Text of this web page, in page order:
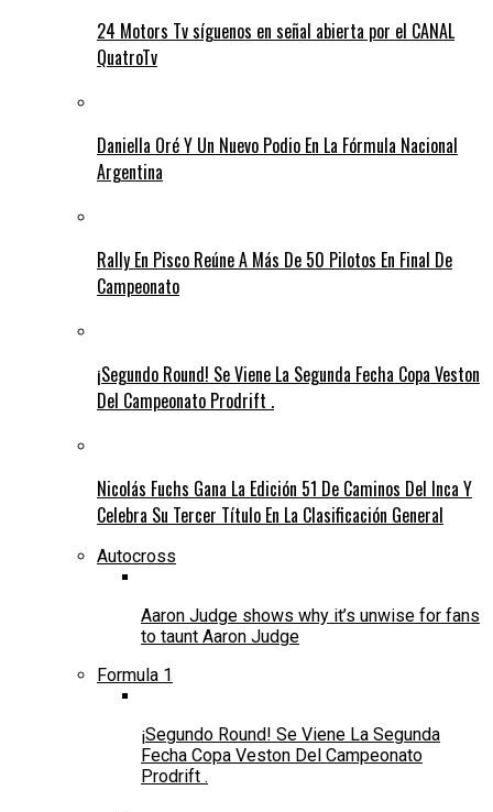
24 Motors Tv síguenos en señal abierta por el CANAL
QuatroTv
Daniella Oré Y Un Nuevo Podio En La Fórmula Nacional
Argentina
Rally En Pisco Reúne A Más De 50 Pilotos En Final De
Campeonato
¡Segundo Round! Se Viene La Segunda Fecha Copa Veston
Del Campeonato Prodrift .
Nicolás Fuchs Gana La Edición 51 De Caminos Del Inca Y
Celebra Su Tercer Título En La Clasificación General
Autocross
Aaron Judge shows why it’s unwise for fans
to taunt Aaron Judge
Formula 1
¡Segundo Round! Se Viene La Segunda
Fecha Copa Veston Del Campeonato
Prodrift .